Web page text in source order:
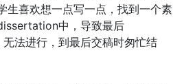
生喜欢想一点写一点，找到一个素
中，导致最后
法进行，到最后交稿时匆忙结